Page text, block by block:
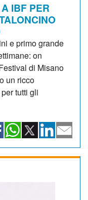
IBF PER
e primo grande
on
di Misano
un ricco
tutti gli